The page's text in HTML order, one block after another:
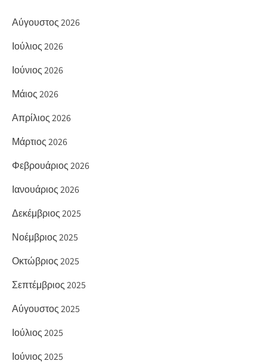
Αύγουστος 2026
Ιούλιος 2026
Ιούνιος 2026
Μάιος 2026
Απρίλιος 2026
Μάρτιος 2026
Φεβρουάριος 2026
Ιανουάριος 2026
Δεκέμβριος 2025
Νοέμβριος 2025
Οκτώβριος 2025
Σεπτέμβριος 2025
Αύγουστος 2025
Ιούλιος 2025
Ιούνιος 2025